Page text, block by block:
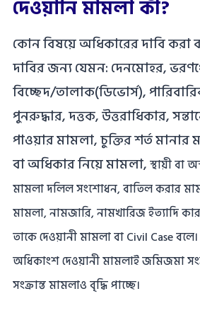
দেওয়ানি মামলা কী?
কোন বিষয়ে অধিকারের দাবি করা
দাবির জন্য যেমন: দেনমোহর,
বিচ্ছেদ/তালাক(ডিভোর্স),
পুনরুদ্ধার, দত্তক, উত্তরাধিকার,
পাওয়ার মামলা, চুক্তির শর্ত মানার
বা অধিকার নিয়ে মামলা,স্থায়ী বা
মামলা দলিল সংশোধন, বাতিল করার
মামলা, নামজারি, নামখারিজ ইত্যাদি
তাকে দেওয়ানী মামলা বা Civil Case
অধিকাংশ দেওয়ানী মামলাই জমিজমা
সংক্রান্ত মামলাও বৃদ্ধি পাচ্ছে।